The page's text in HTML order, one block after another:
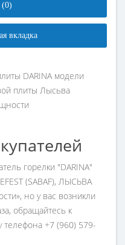
(0)
вкладка
DARINA модели
плиты Лысьва
горелки "DARINA"
(SABAF), ЛЫСЬВА
но у вас возникли
обращайтесь к
+7 (960) 579-